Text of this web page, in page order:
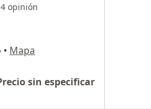
4 opinión
• Mapa
sin especificar